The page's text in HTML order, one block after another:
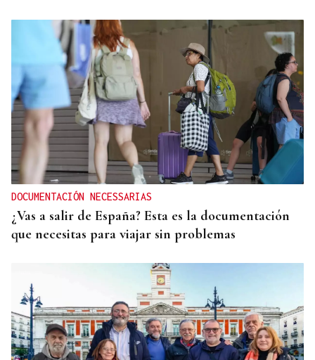
DOCUMENTACIÓN NECESSARIAS
¿Vas a salir de España? Esta es la documentación
que necesitas para viajar sin problemas